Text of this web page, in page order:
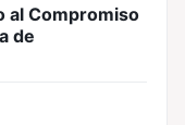
al Compromiso
de